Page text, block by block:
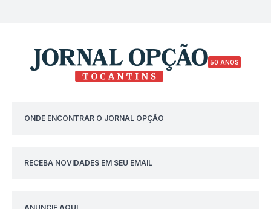
50 ANOS
ONDE ENCONTRAR O JORNAL OPÇÃO
RECEBA NOVIDADES EM SEU EMAIL